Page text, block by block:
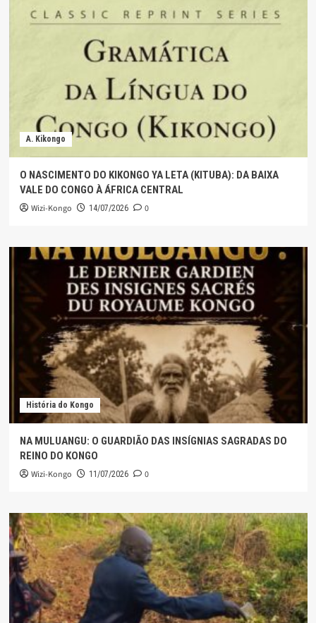
A. Kikongo
O NASCIMENTO DO KIKONGO YA LETA (KITUBA): DA BAIXA
VALE DO CONGO À ÁFRICA CENTRAL
Wizi-Kongo 14/07/2026 0
História do Kongo
NA MULUANGU: O GUARDIÃO DAS INSÍGNIAS SAGRADAS DO
REINO DO KONGO
Wizi-Kongo 11/07/2026 0